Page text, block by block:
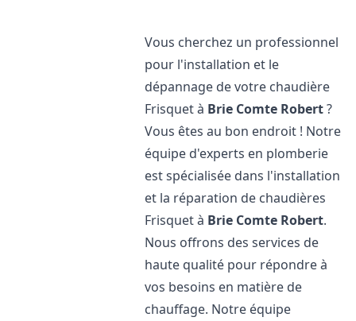
Vous cherchez un professionnel
pour l'installation et le
dépannage de votre chaudière
Frisquet à Brie Comte Robert?
Vous êtes au bon endroit ! Notre
équipe d'experts en plomberie
est spécialisée dans l'installation
et la réparation de chaudières
Frisquet à Brie Comte Robert.
Nous offrons des services de
haute qualité pour répondre à
vos besoins en matière de
chauffage. Notre équipe